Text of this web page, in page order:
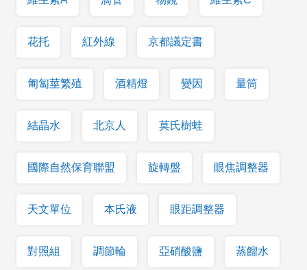
花托 紅外線 京都議定書
匍匐莖繁殖 酒精燈 變因 量筒
結晶水 北京人 莫氏樹蛙
國際自然保育聯盟 旋轉盤 眼焦調整器
天文單位 本氏液 眼距調整器
對照組 調節輪 亞硝酸鹽 蒸餾水